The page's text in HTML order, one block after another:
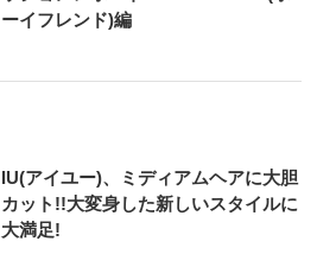
ーイフレンド)編
IU(アイユー)、ミディアムヘアに大胆
カット!!大変身した新しいスタイルに
大満足!